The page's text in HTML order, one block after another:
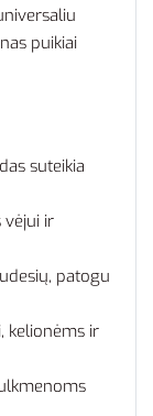
puikiai
suteikia
vėjui ir
patogu
kelionėms ir